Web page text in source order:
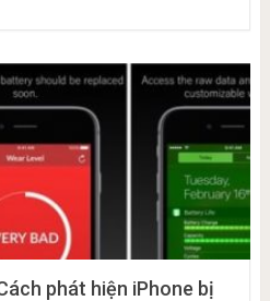
phát hiện iPhone bị